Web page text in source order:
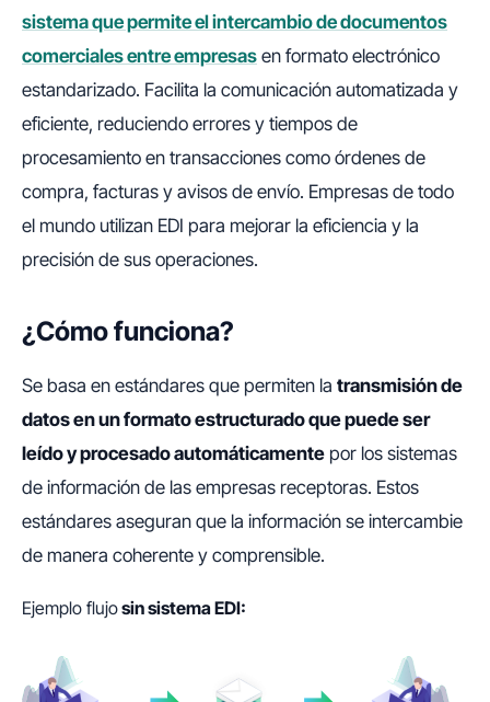
sistema que permite el intercambio de documentos
comerciales entre empresas en formato electrónico
estandarizado. Facilita la comunicación automatizada y
eficiente, reduciendo errores y tiempos de
procesamiento en transacciones como órdenes de
compra, facturas y avisos de envío. Empresas de todo
el mundo utilizan EDI para mejorar la eficiencia y la
precisión de sus operaciones.
¿Cómo funciona?
Se basa en estándares que permiten la transmisión de
datos en un formato estructurado que puede ser
leído y procesado automáticamente por los sistemas
de información de las empresas receptoras. Estos
estándares aseguran que la información se intercambie
de manera coherente y comprensible.
Ejemplo flujosin sistema EDI: